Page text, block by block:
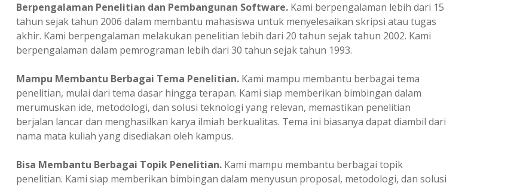
Berpengalaman Penelitian dan Pembangunan Software. Kami berpengalaman lebih dari 15
tahun sejak tahun 2006 dalam membantu mahasiswa untuk menyelesaikan skripsi atau tugas
akhir. Kami berpengalaman melakukan penelitian lebih dari 20 tahun sejak tahun 2002. Kami
berpengalaman dalam pemrograman lebih dari 30 tahun sejak tahun 1993.
Mampu Membantu Berbagai Tema Penelitian.Kami mampu membantu berbagai tema
penelitian, mulai dari tema dasar hingga terapan. Kami siap memberikan bimbingan dalam
merumuskan ide, metodologi, dan solusi teknologi yang relevan, memastikan penelitian
berjalan lancar dan menghasilkan karya ilmiah berkualitas. Tema ini biasanya dapat diambil dari
nama mata kuliah yang disediakan oleh kampus.
Bisa Membantu Berbagai Topik Penelitian.Kami mampu membantu berbagai topik
penelitian. Kami siap memberikan bimbingan dalam menyusun proposal, metodologi, dan solusi